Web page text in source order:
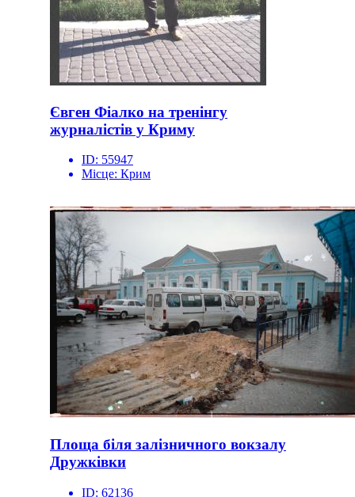
Євген Фіалко на тренінгу
журналістів у Криму
ID: 55947
Місце: Крим
Площа біля залізничного вокзалу
Дружківки
ID: 62136